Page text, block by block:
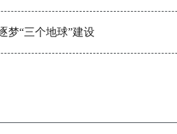
梦“三个地球”建设